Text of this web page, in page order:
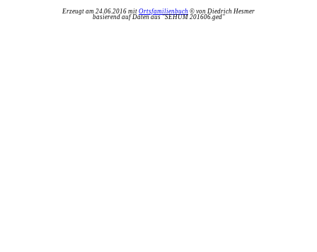
Erzeugt am 24.06.2016 mit Ortsfamilienbuch © von Diedrich Hesmer
basierend auf Daten aus "SEHUM 201606.ged"